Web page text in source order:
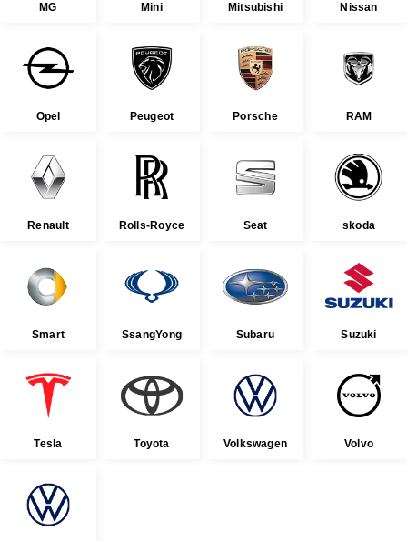
MG Mini Mitsubishi Nissan
Opel Peugeot Porsche RAM
Renault Rolls-Royce Seat skoda
Smart SsangYong Subaru Suzuki
Tesla Toyota Volkswagen Volvo